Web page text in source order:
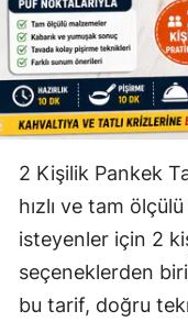
2 Kişilik Pankek
hızlı ve tam
isteyenler için 2
seçeneklerden
bu tarif, doğru